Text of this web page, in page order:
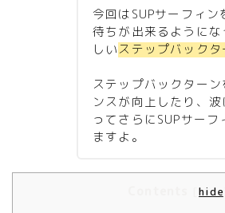
今回はSUPサーフィ
待ちが出来るように
しいステップバックタ
ステップバックター
ンスが向上したり、
ってさらにSUPサーフ
ますよ。
hide